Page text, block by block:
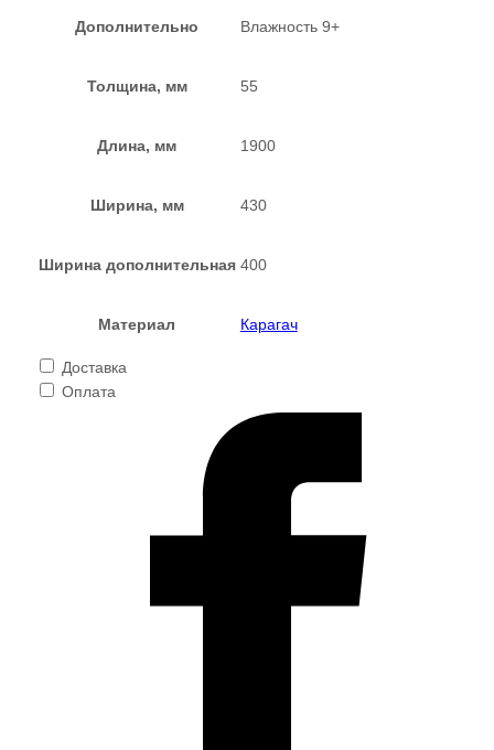
Дополнительно Влажность 9+
Толщина, мм 55
Длина, мм 1900
Ширина, мм 430
Ширина дополнительная 400
Материал Карагач
Доставка
Оплата